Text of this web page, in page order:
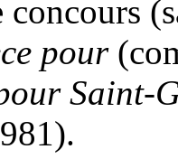
concours
pour
Saint-